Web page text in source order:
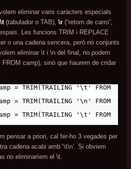
eliminar varis caràcters especials
\t(tabulador o TAB), \r (“retorn de carro”,
Les funcions TRIM i REPLACE
o una cadena sencera, però no conjunts
eliminar \t i \n del final, no podem
FROM camp), sinó que haurem de cridar
= TRIM(TRAILING '\t' FROM
= TRIM(TRAILING '\n' FROM
= TRIM(TRAILING '\t' FROM
pensar a priori, cal fer-ho 3 vegades per
cadena acabi amb ‘\t\n’. Si obviem
no eliminaríem el \t.